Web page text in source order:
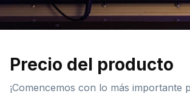
Precio del producto
¡Comencemos con lo más importante